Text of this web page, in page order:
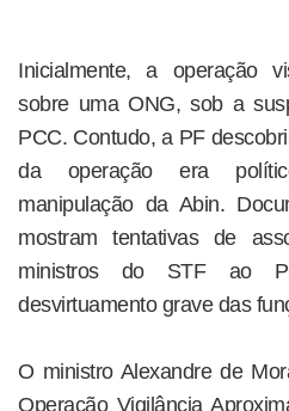
Inicialmente, a operação
sobre uma ONG, sob a
PCC. Contudo, a PF
da operação era
manipulação da Abin.
mostram tentativas de
ministros do STF ao
desvirtuamento grave das
O ministro Alexandre de
Operação Vigilância